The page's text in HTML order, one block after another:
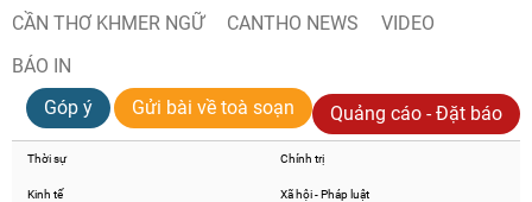
CẦN THƠ KHMER NGỮ CANTHO NEWS
VIDEO
BÁO IN
Góp ý
Gửi bài về toà soạn Quảng cáo - Đặt báo
Thời sự Chính trị
Kinh tế Xã hội - Pháp luật